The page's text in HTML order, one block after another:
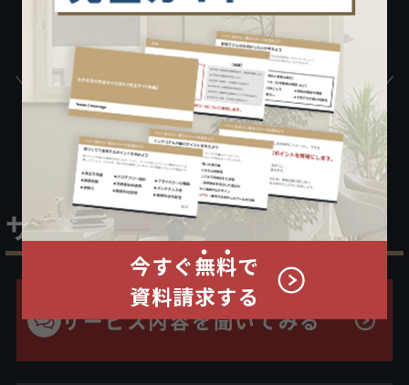
サービスについて詳しく知りたい方はこちら
住宅コンシェルジュが
housemarriageの
サービス内容をご紹介します。
サービス内容を聞いてみる